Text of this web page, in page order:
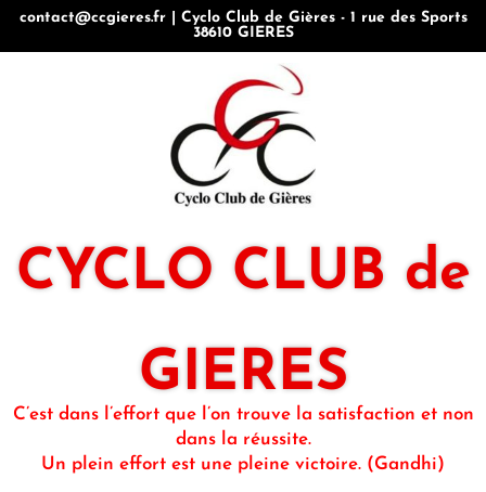
contact@ccgieres.fr | Cyclo Club de Gières - 1 rue des Sports
38610 GIERES
CYCLO CLUB de
GIERES
C’est dans l’effort que l’on trouve la satisfaction et non
dans la réussite.
Un plein effort est une pleine victoire. (Gandhi)